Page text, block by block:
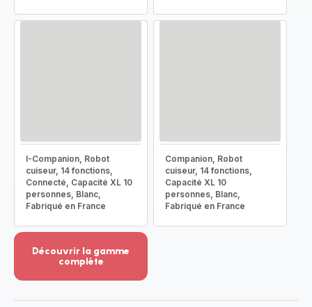
I-Companion, Robot
cuiseur, 14 fonctions,
Connecté, Capacité XL 10
personnes, Blanc,
Fabriqué en France
Companion, Robot
cuiseur, 14 fonctions,
Capacité XL 10
personnes, Blanc,
Fabriqué en France
Découvrir la gamme
complète
-